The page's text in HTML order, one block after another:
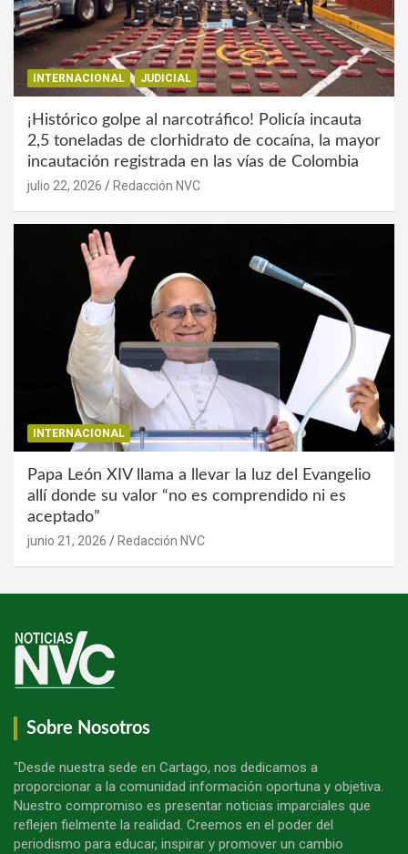
INTERNACIONAL JUDICIAL
¡Histórico golpe al narcotráfico! Policía incauta
2,5 toneladas de clorhidrato de cocaína, la mayor
incautación registrada en las vías de Colombia
julio 22, 2026 Redacción NVC
INTERNACIONAL
Papa León XIV llama a llevar la luz del Evangelio
allí donde su valor “no es comprendido ni es
aceptado”
junio 21, 2026 Redacción NVC
Sobre Nosotros
"Desde nuestra sede en Cartago, nos dedicamos a
proporcionar a la comunidad información oportuna y objetiva.
Nuestro compromiso es presentar noticias imparciales que
reflejen fielmente la realidad. Creemos en el poder del
periodismo para educar, inspirar y promover un cambio